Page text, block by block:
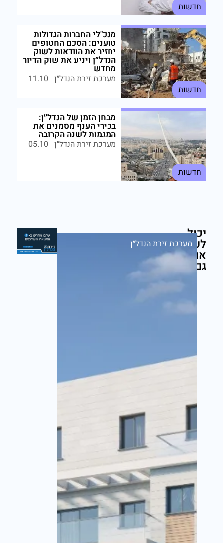
יכול
לעניין
אותך
גם
מערכת זירת הנדל״ן
חדשות
חדשות
מנכ"לי החברות הגדולות
טוענים: הסכם החטופים
יחזיר את הוודאות לשוק
הנדל״ן ויניע את שוק הדיור
מחדש
מערכת זירת הנדל״ן 11.10
חדשות
מבחן הזמן של הנדל״ן:
בכירי הענף מסמנים את
המגמות לשנה הקרובה
מערכת זירת הנדל״ן 05.10